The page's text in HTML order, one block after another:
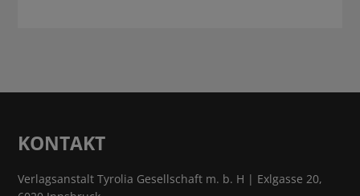
KONTAKT
Verlagsanstalt Tyrolia Gesellschaft m. b. H | Exlgasse 20,